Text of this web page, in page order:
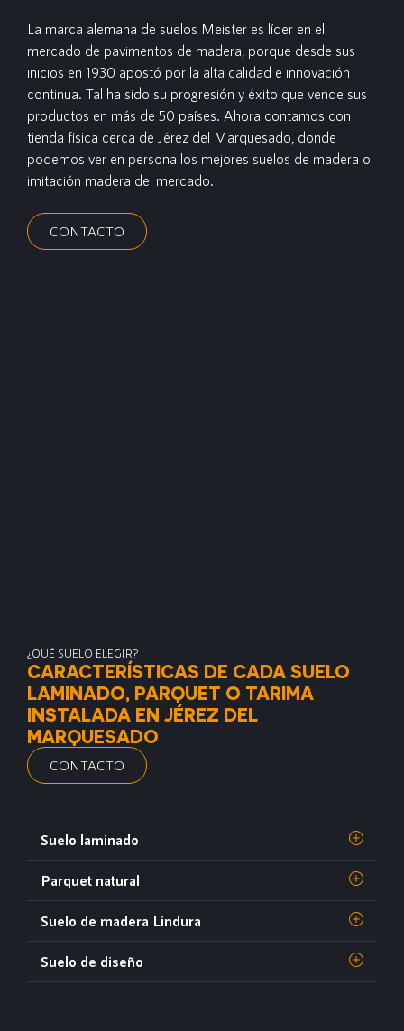
La marca alemana de suelos Meister es líder en el
mercado de pavimentos de madera, porque desde sus
inicios en 1930 apostó por la alta calidad e innovación
continua. Tal ha sido su progresión y éxito que vende sus
productos en más de 50 países. Ahora contamos con
tienda física cerca de Jérez del Marquesado, donde
podemos ver en persona los mejores suelos de madera o
imitación madera del mercado.
CONTACTO
¿QUÉ SUELO ELEGIR?
CARACTERÍSTICAS DE CADA SUELO
LAMINADO, PARQUET O TARIMA
INSTALADA EN JÉREZ DEL
MARQUESADO
CONTACTO
Suelo laminado
Parquet natural
Suelo de madera Lindura
Suelo de diseño